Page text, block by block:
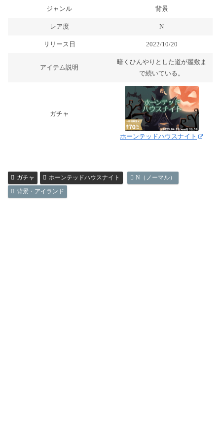
ジャンル 背景
レア度 N
リリース日 2022/10/20
アイテム説明
暗くひんやりとした道が屋敷ま
で続いている。
ガチャ
ホーンテッドハウスナイト
ガチャ ホーンテッドハウスナイト
N（ノーマル）
背景・アイランド